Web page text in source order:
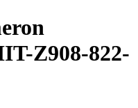
Z908-822-